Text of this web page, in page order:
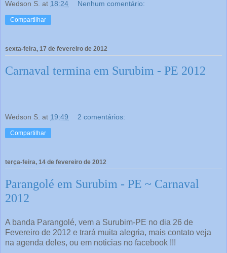
Wedson S. at 18:24 Nenhum comentário:
Compartilhar
sexta-feira, 17 de fevereiro de 2012
Carnaval termina em Surubim - PE 2012
Wedson S. at 19:49 2 comentários:
Compartilhar
terça-feira, 14 de fevereiro de 2012
Parangolé em Surubim - PE ~ Carnaval
2012
A banda Parangolé, vem a Surubim-PE no dia 26 de
Fevereiro de 2012 e trará muita alegria, mais contato veja
na agenda deles, ou em noticias no facebook !!!